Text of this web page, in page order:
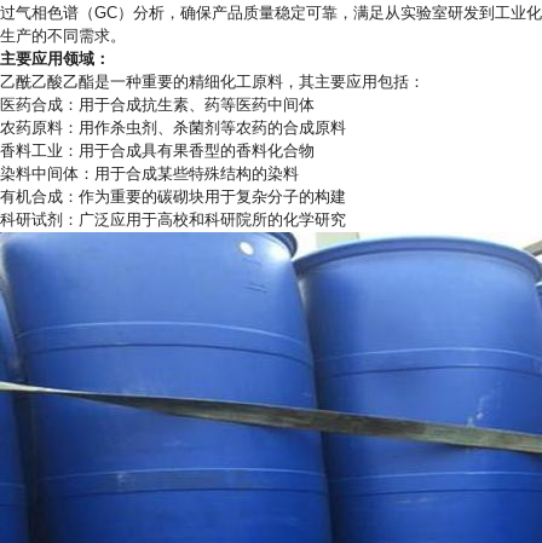
过气相色谱（GC）分析，确保产品质量稳定可靠，满足从实验室研发到工业化
生产的不同需求。
主要应用领域：
乙酰乙酸乙酯是一种重要的精细化工原料，其主要应用包括：
医药合成：用于合成抗生素、药等医药中间体
农药原料：用作杀虫剂、杀菌剂等农药的合成原料
香料工业：用于合成具有果香型的香料化合物
染料中间体：用于合成某些特殊结构的染料
有机合成：作为重要的碳砌块用于复杂分子的构建
科研试剂：广泛应用于高校和科研院所的化学研究